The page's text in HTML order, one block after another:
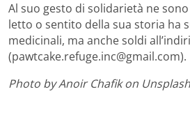
Al suo gesto di solidarietà ne
letto o sentito della sua storia ha
medicinali, ma anche soldi
(pawtcake.refuge.inc@gmail.com).
Photo by Anoir Chafik on Unsplash